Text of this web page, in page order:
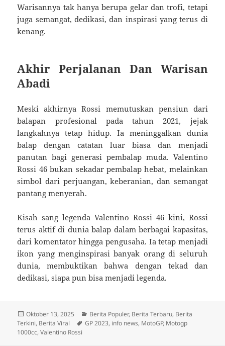
Warisannya tak hanya berupa gelar dan trofi, tetapi
juga semangat, dedikasi, dan inspirasi yang terus di
kenang.
Akhir Perjalanan Dan Warisan
Abadi
Meski akhirnya Rossi memutuskan pensiun dari
balapan profesional pada tahun 2021, jejak
langkahnya tetap hidup. Ia meninggalkan dunia
balap dengan catatan luar biasa dan menjadi
panutan bagi generasi pembalap muda. Valentino
Rossi 46 bukan sekadar pembalap hebat, melainkan
simbol dari perjuangan, keberanian, dan semangat
pantang menyerah.
Kisah sang legenda Valentino Rossi 46 kini, Rossi
terus aktif di dunia balap dalam berbagai kapasitas,
dari komentator hingga pengusaha. Ia tetap menjadi
ikon yang menginspirasi banyak orang di seluruh
dunia, membuktikan bahwa dengan tekad dan
dedikasi, siapa pun bisa menjadi legenda.
Diposkan
pada
Oktober 13, 2025 Kategori
Berita Populer, Berita Terbaru, Berita
Terkini, Berita Viral Tag
GP 2023, info news, MotoGP, Motogp
1000cc,Valentino Rossi